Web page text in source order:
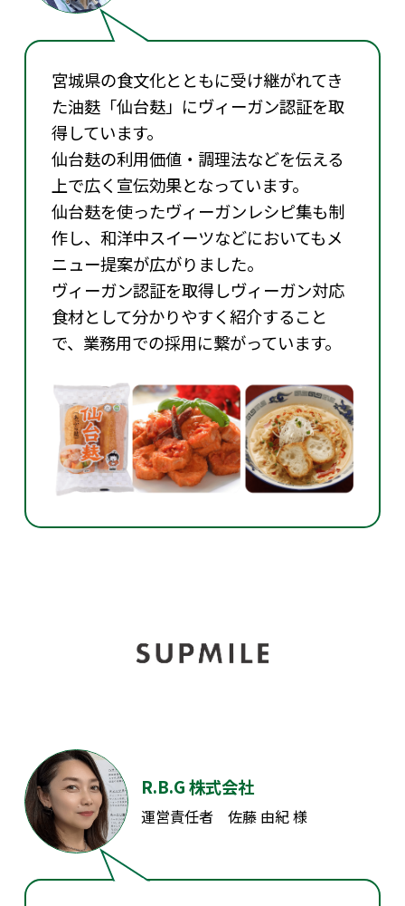
宮城県の食文化とともに受け継がれてき
た油麩「仙台麸」にヴィーガン認証を取
得しています。
仙台麸の利用価値・調理法などを伝える
上で広く宣伝効果となっています。
仙台麸を使ったヴィーガンレシピ集も制
作し、和洋中スイーツなどにおいてもメ
ニュー提案が広がりました。
ヴィーガン認証を取得しヴィーガン対応
食材として分かりやすく紹介すること
で、業務用での採用に繋がっています。
R.B.G 株式会社
運営責任者 佐藤 由紀 様